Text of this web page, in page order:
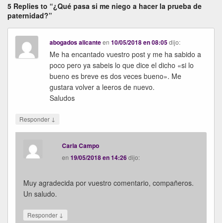
5 Replies to “¿Qué pasa si me niego a hacer la prueba de
paternidad?”
abogados alicanteen10/05/2018 en 08:05 dijo:
Me ha encantado vuestro post y me ha sabido a
poco pero ya sabeis lo que dice el dicho «si lo
bueno es breve es dos veces bueno». Me
gustara volver a leeros de nuevo.
Saludos
Responder ↓
Carla Campo
en19/05/2018 en 14:26dijo:
Muy agradecida por vuestro comentario, compañeros.
Un saludo.
Responder ↓